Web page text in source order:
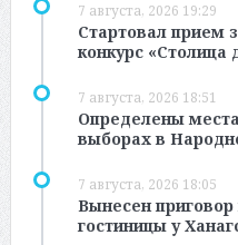
7 августа, 2026 19:29
Стартовал прием
конкурс «Столица
7 августа, 2026 18:51
Определены
выборах в
7 августа, 2026 18:05
Вынесен приговор
гостиницы у